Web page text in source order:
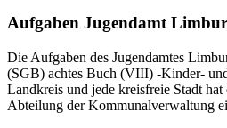
Aufgaben Jugendamt
Die Aufgaben des Jugendamtes
(SGB) achtes Buch (VIII) -Kinder-
Landkreis und jede kreisfreie Stadt hat
Abteilung der Kommunalverwaltung